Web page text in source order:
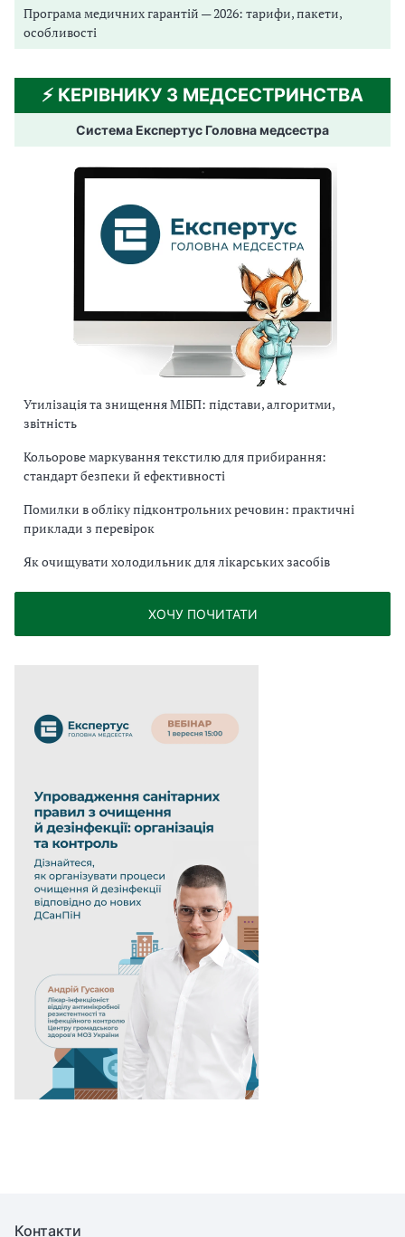
Програма медичних гарантій — 2026: тарифи, пакети,
особливості
⚡️ КЕРІВНИКУ З МЕДСЕСТРИНСТВА
Система Експертус Головна медсестра
Утилізація та знищення МІБП: підстави, алгоритми,
звітність
Кольорове маркування текстилю для прибирання:
стандарт безпеки й ефективності
Помилки в обліку підконтрольних речовин: практичні
приклади з перевірок
Як очищувати холодильник для лікарських засобів
ХОЧУ ПОЧИТАТИ
Контакти